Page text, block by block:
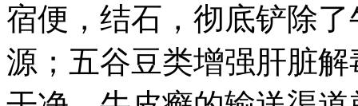
宿便，结石，彻底铲除
源；五谷豆类增强肝脏